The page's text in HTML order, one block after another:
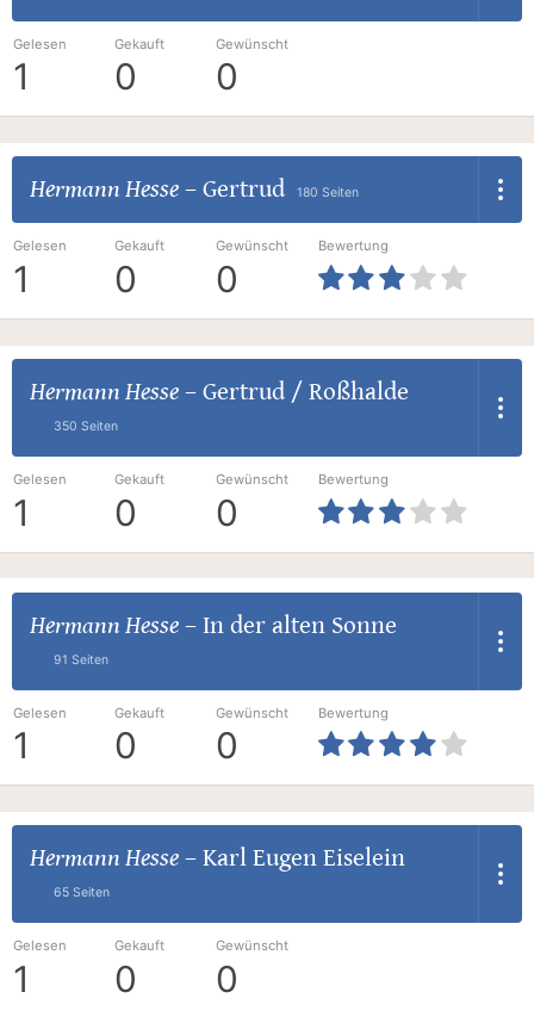
Gelesen
1
Gekauft
0
Gewünscht
0
Hermann Hesse– Gertrud 180 Seiten
Gelesen
1
Gekauft
0
Gewünscht
0
Bewertung
Hermann Hesse– Gertrud / Roßhalde
350 Seiten
Gelesen
1
Gekauft
0
Gewünscht
0
Bewertung
Hermann Hesse– In der alten Sonne
91 Seiten
Gelesen
1
Gekauft
0
Gewünscht
0
Bewertung
Hermann Hesse– Karl Eugen Eiselein
65 Seiten
Gelesen
1
Gekauft
0
Gewünscht
0